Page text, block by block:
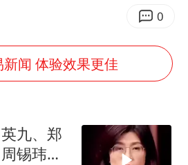
38岁演员求职万岁山NPC成功
乒男单横滨冠军赛全军覆没
胡彦斌获《歌手2026》歌王
0
闻 体验效果更佳
九、郑
锡玮谁